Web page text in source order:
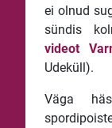
ei olnud
sündis
videot
Udeküll).
Väga